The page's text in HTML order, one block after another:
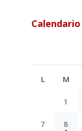
Calendario
L M
1
7 8